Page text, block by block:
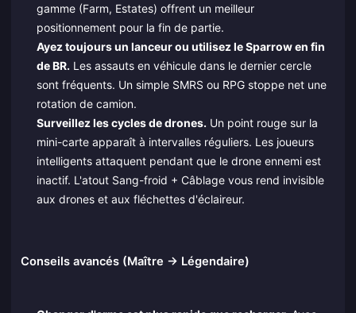
gamme (Farm, Estates) offrent un meilleur
positionnement pour la fin de partie.
Ayez toujours un lanceur ou utilisez le Sparrow en fin
de BR. Les assauts en véhicule dans le dernier cercle
sont fréquents. Un simple SMRS ou RPG stoppe net une
rotation de camion.
Surveillez les cycles de drones. Un point rouge sur la
mini-carte apparaît à intervalles réguliers. Les joueurs
intelligents attaquent pendant que le drone ennemi est
inactif. L'atout Sang-froid + Câblage vous rend invisible
aux drones et aux fléchettes d'éclaireur.
Conseils avancés (Maître → Légendaire)